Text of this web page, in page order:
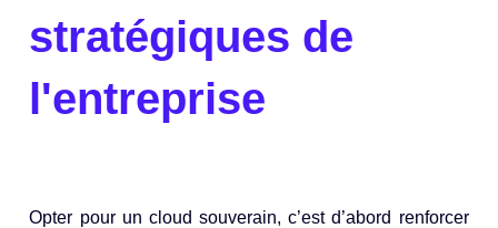
stratégiques de
l'entreprise
Opter pour un cloud souverain, c’est d’abord renforcer